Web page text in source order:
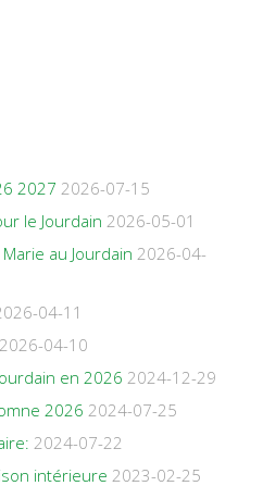
2027 2026-07-15
le Jourdain 2026-05-01
au Jourdain 2026-04-
04-11
2026-04-10
en 2026 2024-12-29
2026 2024-07-25
2024-07-22
intérieure 2023-02-25